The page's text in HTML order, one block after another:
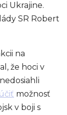
Ukrajine.
SR Robert
na
že hoci v
možnosť
v boji s